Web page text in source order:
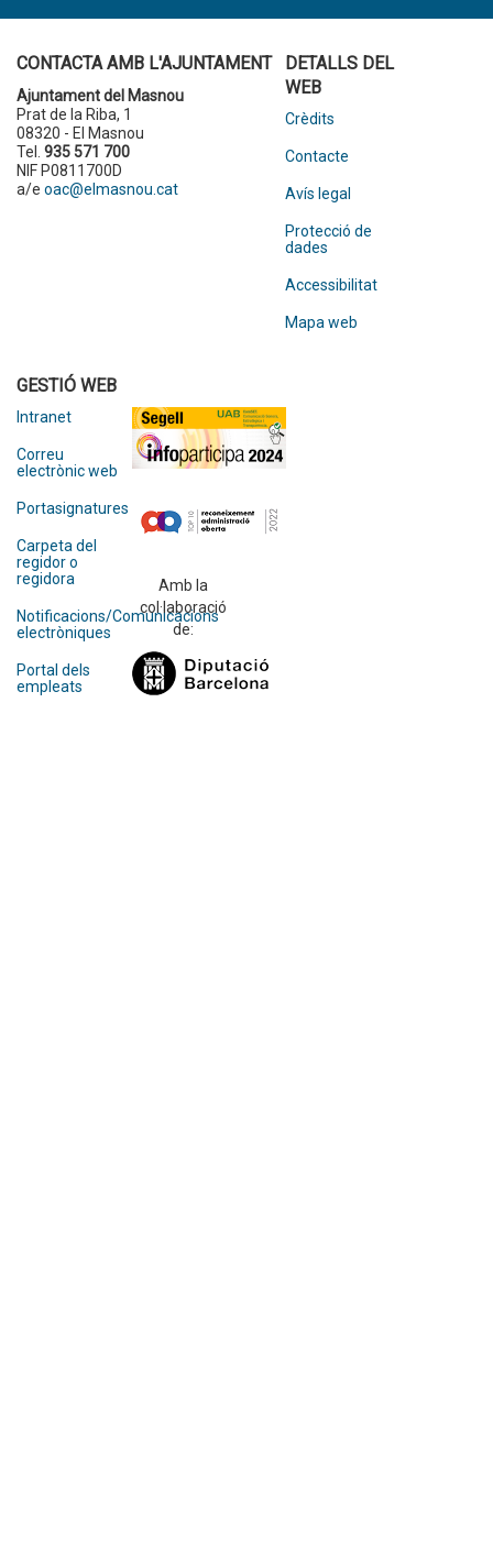
CONTACTA AMB L'AJUNTAMENT
Ajuntament del Masnou
Prat de la Riba, 1
08320 - El Masnou
Tel. 935 571 700
NIF P0811700D
a/e oac@elmasnou.cat
DETALLS DEL
WEB
Crèdits
Contacte
Avís legal
Protecció de
dades
Accessibilitat
Mapa web
GESTIÓ WEB
Intranet
Correu
electrònic web
Portasignatures
Carpeta del
regidor o
regidora
Notificacions/Comunicacions
electròniques
Portal dels
empleats
Amb la
col·laboració
de: